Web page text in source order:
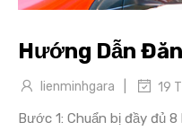
Hướng Dẫn
lienminhgara 19
Bước 1: Chuẩn bị đầy đủ